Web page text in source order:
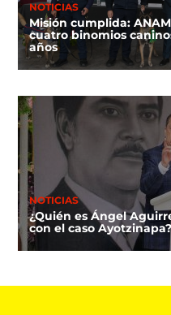
NOTICIAS
Misión cumplida:
cuatro binomios
años
NOTICIAS
¿Quién es Ángel
con el caso Ayotzinapa?